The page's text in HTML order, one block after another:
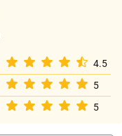
4.5
5
5